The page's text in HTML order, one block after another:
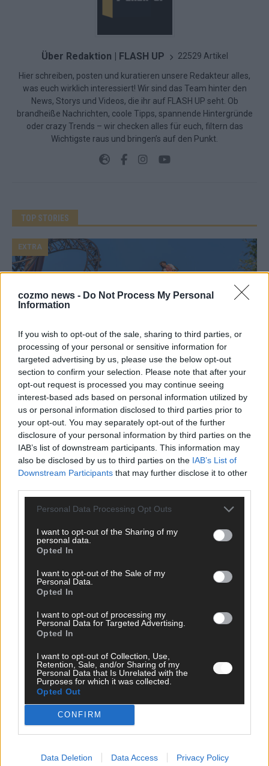
cozmo news - Do Not Process My Personal
Information
If you wish to opt-out of the sale, sharing to third parties, or
processing of your personal or sensitive information for
targeted advertising by us, please use the below opt-out
section to confirm your selection. Please note that after your
opt-out request is processed you may continue seeing
interest-based ads based on personal information utilized by
us or personal information disclosed to third parties prior to
your opt-out. You may separately opt-out of the further
disclosure of your personal information by third parties on the
IAB’s list of downstream participants. This information may
also be disclosed by us to third parties on the IAB’s List of
Downstream Participants that may further disclose it to other
Personal Data Processing Opt Outs
I want to opt-out of the Sharing of my
personal data.
Opted In
I want to opt-out of the Sale of my
Personal Data.
Opted In
I want to opt-out of processing my
Personal Data for Targeted Advertising.
Opted In
I want to opt-out of Collection, Use,
Retention, Sale, and/or Sharing of my
Personal Data that Is Unrelated with the
Purposes for which it was collected.
Opted Out
CONFIRM
Data Deletion Data Access Privacy Policy
Über Redaktion | FLASH UP 22529 Artikel
Hier schreiben, posten und kuratieren unsere Redakteur alles,
was euch wirklich interessiert! Wir sind das Team hinter den
News, Storys und Videos, die ihr auf FLASH UP seht. Ob
brandheiße Nachrichten, coole Tipps, spannende Hintergründe
oder crazy Trends – wir checken alles für euch, filtern das
Wichtigste raus und bringen’s auf den Punkt.
TOP STORIES
Monaco, Sallys Café, Westernbrauerei – der
Europa-Park 2026 macht vieles neu
EXTRA
Juni 2026
unser Kommentar zum ESC 2026
KOMMENTAR
Mai 2026
KOMMENTAR
ESC-Finale morgen: Finnland Favorit, Australien
aufgestiegen – alle 25 Acts im Kurzcheck
JJ hat den Abend gerettet – der Rest des ESC-Halbfinales